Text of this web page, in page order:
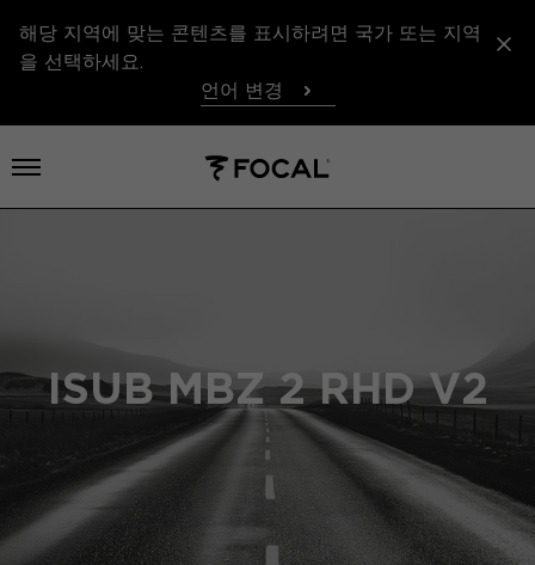
해당 지역에 맞는 콘텐츠를 표시하려면 국가 또는 지역
을 선택하세요.
언어 변경
메뉴 열기
ISUB MBZ 2 RHD V2